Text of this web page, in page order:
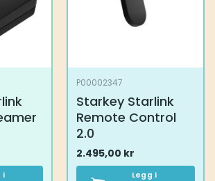
i
P00002347
Starkey Starlink
Remote Control
2.0
2.495,00 kr
Legg i